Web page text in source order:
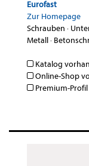
Eurofast
Zur Homepage
Schrauben ·
Metall·
Katalog
Online-Shop
Premium-Profil